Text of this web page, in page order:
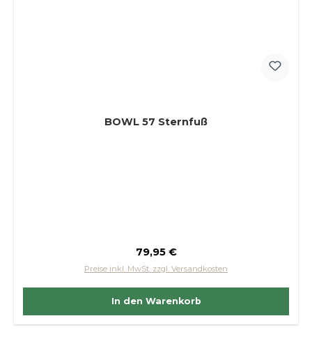
BOWL 57 Sternfuß
Regulärer Preis:
79,95 €
Preise inkl. MwSt. zzgl. Versandkosten
In den Warenkorb